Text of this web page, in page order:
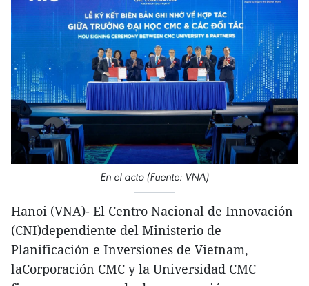
En el acto (Fuente: VNA)
Hanoi (VNA)- El Centro Nacional de Innovación
(CNI)dependiente del Ministerio de
Planificación e Inversiones de Vietnam,
laCorporación CMC y la Universidad CMC